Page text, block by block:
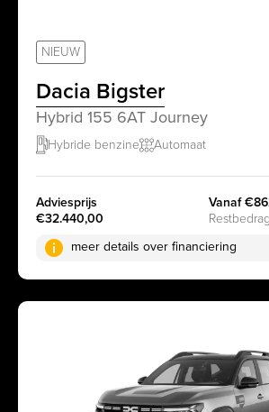
NIEUW
Dacia Bigster
Hybrid 155 6AT Journey
Hybride benzine Automaat
Adviesprijs
€32.440,00
Vanaf
meer details over financiering